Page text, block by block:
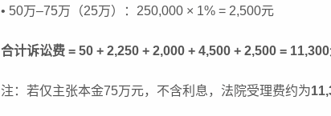
• 50万–75万（25万）：250,000 × 1% = 2,500元
合计诉讼费 = 50 + 2,250 + 2,000 + 4,500 + 2,500 =
注：若仅主张本金75万元，不含利息，法院受理费约为